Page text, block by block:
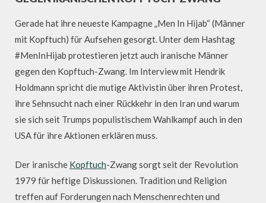
Gerade hat ihre neueste Kampagne „Men In Hijab“ (Männer
mit Kopftuch) für Aufsehen gesorgt. Unter dem Hashtag
#MenInHijab protestieren jetzt auch iranische Männer
gegen den Kopftuch-Zwang. Im Interview mit Hendrik
Holdmann spricht die mutige Aktivistin über ihren Protest,
ihre Sehnsucht nach einer Rückkehr in den Iran und warum
sie sich seit Trumps populistischem Wahlkampf auch in den
USA für ihre Aktionen erklären muss.
Der iranische Kopftuch-Zwang sorgt seit der Revolution
1979 für heftige Diskussionen. Tradition und Religion
treffen auf Forderungen nach Menschenrechten und